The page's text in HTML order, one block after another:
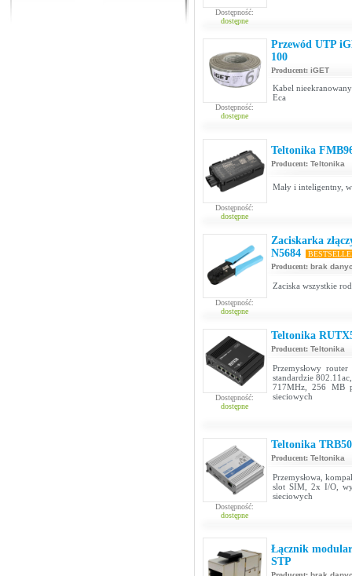
Dostępność:
dostępne
Dostępność:
dostępne
Przewód UTP
100
Producent: iGET
Kabel
Eca
Dostępność:
dostępne
Teltonika
Producent: Teltonika
Mały i inteligentny,
Dostępność:
dostępne
Zaciskarka
N5684
Producent: brak
Zaciska wszystkie
Dostępność:
dostępne
Teltonika
Producent: Teltonika
Przemysłowy
standardzie
717MHz, 256 MB
sieciowych
Dostępność:
dostępne
Teltonika
Producent: Teltonika
Przemysłowa,
slot SIM, 2x I/O,
sieciowych
Łącznik
STP